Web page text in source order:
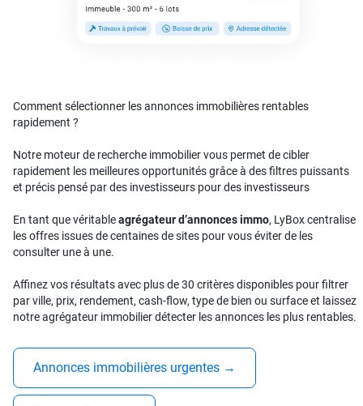
Comment sélectionner les annonces immobilières rentables
rapidement ?
Notre moteur de recherche immobilier vous permet de cibler
rapidement les meilleures opportunités grâce à des filtres puissants
et précis pensé par des investisseurs pour des investisseurs
En tant que véritableagrégateur d’annonces immo, LyBox centralise
les offres issues de centaines de sites pour vous éviter de les
consulter une à une.
Affinez vos résultats avec plus de 30 critères disponibles pour filtrer
par ville, prix, rendement, cash-flow, type de bien ou surface et laissez
notre agrégateur immobilier détecter les annonces les plus rentables.
Annonces immobilières urgentes →